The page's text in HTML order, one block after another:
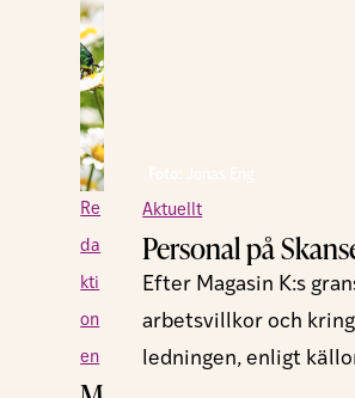
Re
da
kti
on
en
Aktuellt
Personal på
Efter Magasin K:s
arbetsvillkor och
ledningen, enligt